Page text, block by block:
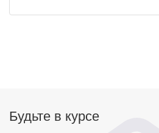
Будьте в курсе